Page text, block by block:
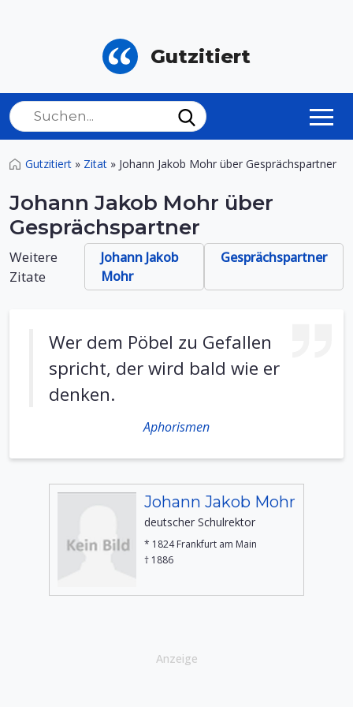
Gutzitiert
Gutzitiert » Zitat » Johann Jakob Mohr über Gesprächspartner
Johann Jakob Mohr über
Gesprächspartner
Weitere
Zitate
Johann Jakob
Mohr
Gesprächspartner
Wer dem Pöbel zu Gefallen
spricht, der wird bald wie er
denken.
Aphorismen
Johann Jakob Mohr
deutscher Schulrektor
* 1824 Frankfurt am Main
† 1886
Anzeige